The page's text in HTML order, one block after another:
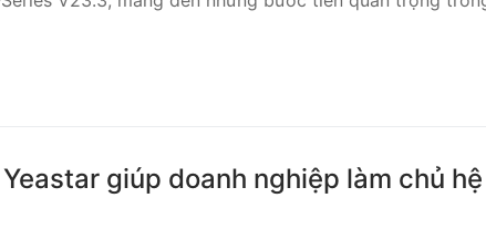
giúp doanh nghiệp làm chủ hệ